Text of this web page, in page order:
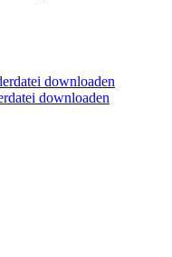
downloaden
downloaden